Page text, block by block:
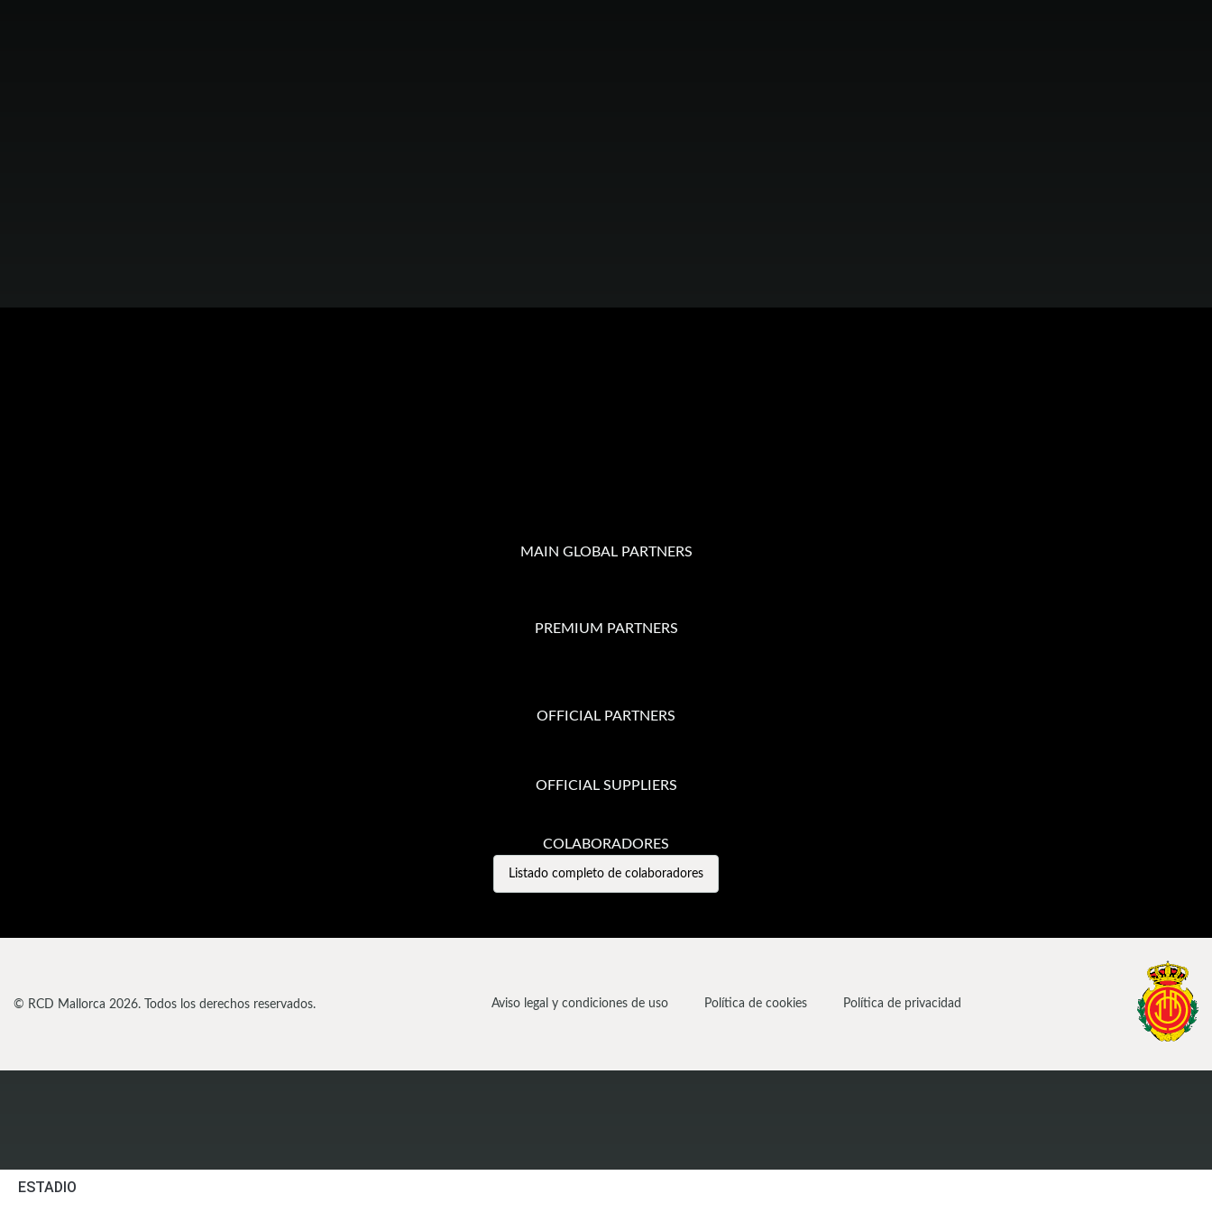
MAIN GLOBAL PARTNERS
PREMIUM PARTNERS
OFFICIAL PARTNERS
OFFICIAL SUPPLIERS
COLABORADORES
Listado completo de colaboradores
© RCD Mallorca 2026. Todos los derechos reservados. Aviso legal y condiciones de uso Política de cookies Política de privacidad
ESTADIO